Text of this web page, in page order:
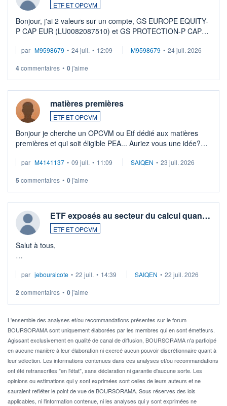
ETF ET OPCVM
Bonjour, j'ai 2 valeurs sur un compte, GS EUROPE EQUITY-
P CAP EUR (LU0082087510) et GS PROTECTION-P CAP
veux procéder à la vente, on me signale ...
par M9598679 • 24 juil. • 12:09 M9598679 • 24 juil. 2026
4commentaires • 0j'aime
matières premières
ETF ET OPCVM
Bonjour je cherche un OPCVM ou Etf dédié aux matières
premières et qui soit éligible PEA... Auriez vous une idée?
par M4141137 • 09 juil. • 11:09 SAIQEN • 23 juil. 2026
5 commentaires • 0j'aime
ETF exposés au secteur du calcul quan…
ETF ET OPCVM
Salut à tous,
via un ETF plutôt que des actions individuelles.
Idéalement, je voudrais qu'il soit éligible au PEA.
Pour l' ...
par jeboursicote • 22 juil. • 14:39 SAIQEN • 22 juil. 2026
2 commentaires • 0j'aime
L'ensemble des analyses et/ou recommandations présentes sur le forum
BOURSORAMA sont uniquement élaborées par les membres qui en sont émetteurs.
Agissant exclusivement en qualité de canal de diffusion, BOURSORAMA n'a participé
en aucune manière à leur élaboration ni exercé aucun pouvoir discrétionnaire quant à
leur sélection. Les informations contenues dans ces analyses et/ou recommandations
ont été retranscrites "en l'état", sans déclaration ni garantie d'aucune sorte. Les
opinions ou estimations qui y sont exprimées sont celles de leurs auteurs et ne
sauraient refléter le point de vue de BOURSORAMA. Sous réserves des lois
applicables, ni l'information contenue, ni les analyses qui y sont exprimées ne